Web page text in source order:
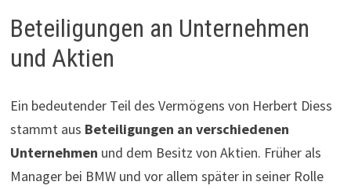
Beteiligungen an Unternehmen
und Aktien
Ein bedeutender Teil des Vermögens von Herbert Diess
stammt aus Beteiligungen an verschiedenen
Unternehmen und dem Besitz von Aktien. Früher als
Manager bei BMW und vor allem später in seiner Rolle